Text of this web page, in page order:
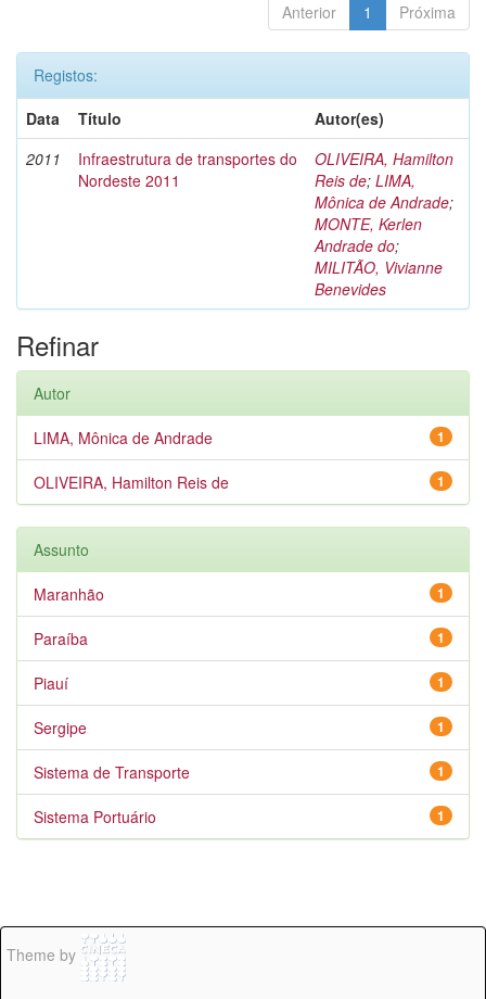
Anterior 1 Próxima
Registos:
Data
Título
Autor(es)
2011
Infraestrutura de transportes do
Nordeste 2011
OLIVEIRA, Hamilton
Reis de; LIMA,
Mônica de Andrade;
MONTE, Kerlen
Andrade do;
MILITÃO, Vivianne
Benevides
Refinar
Autor
1
LIMA, Mônica de Andrade
1
OLIVEIRA, Hamilton Reis de
Assunto
1
Maranhão
1
Paraíba
1
Piauí
1
Sergipe
1
Sistema de Transporte
1
Sistema Portuário
Theme by